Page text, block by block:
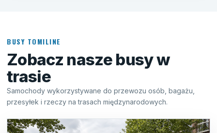
BUSY TOMILINE
Zobacz nasze busy w
trasie
Samochody wykorzystywane do przewozu osób, bagażu,
przesyłek i rzeczy na trasach międzynarodowych.